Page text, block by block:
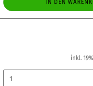
IN DEN
inkl.